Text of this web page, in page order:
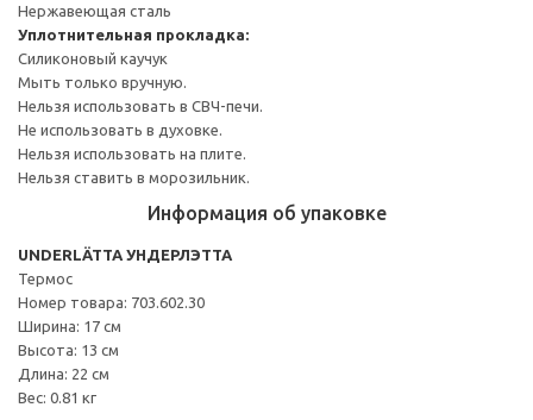
Нержавеющая сталь
Уплотнительная прокладка:
Силиконовый каучук
Мыть только вручную.
Нельзя использовать в СВЧ-печи.
Не использовать в духовке.
Нельзя использовать на плите.
Нельзя ставить в морозильник.
Информация об упаковке
UNDERLÄTTA УНДЕРЛЭТТА
Термос
Номер товара: 703.602.30
Ширина: 17 см
Высота: 13 см
Длина: 22 см
Вес: 0.81 кг